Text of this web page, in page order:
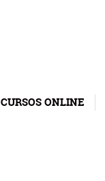
CURSOS ONLINE